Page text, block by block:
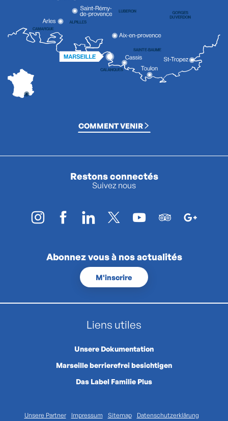
COMMENT VENIR
Restons connectés
Suivez nous
Abonnez vous à nos actualités
M'inscrire
Liens utiles
Unsere Dokumentation
Marseille berrierefrei besichtigen
Das Label Familie Plus
Unsere Partner Impressum Sitemap Datenschutzerklärung